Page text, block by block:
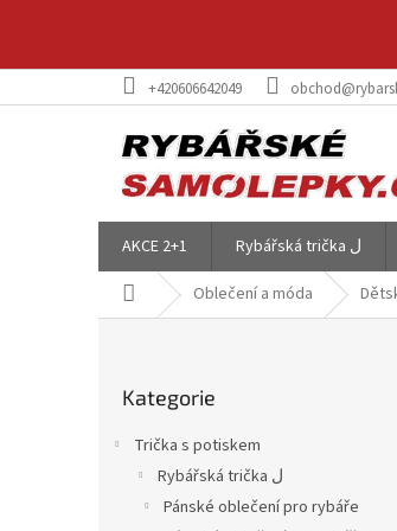
+420606642049
AKCE 2+1 Rybářská trička ل
Domů Oblečení a móda
kategorie
Kategorie
Trička s potiskem
Rybářská trička ل
Pánské oblečení pro rybáře